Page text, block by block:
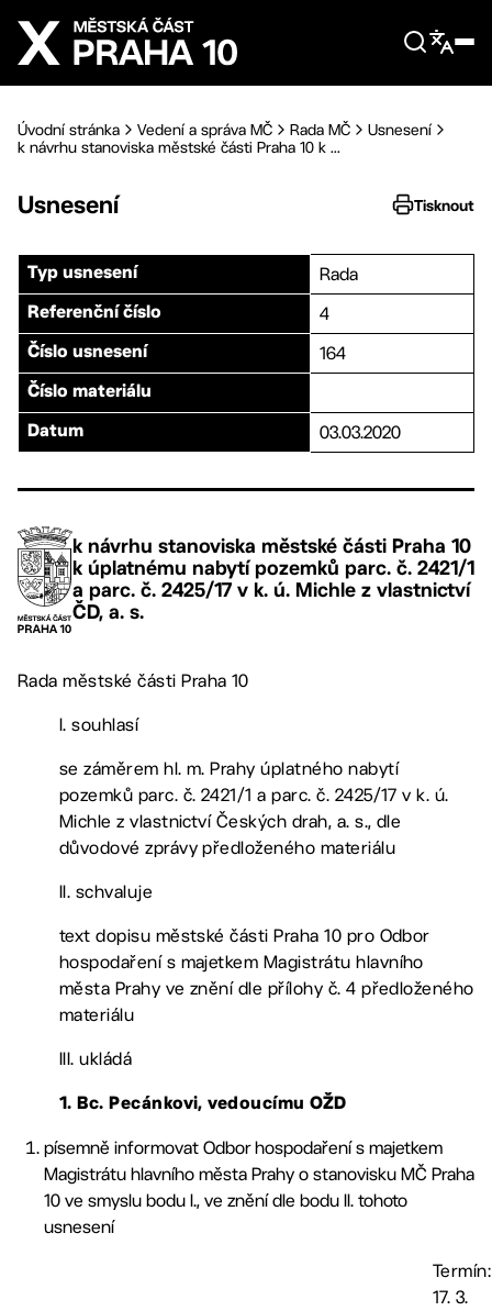
Přejít na hlavní obsah
Úvodní stránka Vedení a správa MČ Rada MČ
Usnesení
k návrhu stanoviska městské části Praha 10 k ...
Usnesení Tisknout
Typ usnesení Rada
Referenční číslo 4
Číslo usnesení 164
Číslo materiálu
Datum 03.03.2020
k návrhu stanoviska městské části Praha 10
k úplatnému nabytí pozemků parc. č. 2421/1
a parc. č. 2425/17 v k. ú. Michle z vlastnictví
ČD, a. s.
Rada městské části Praha 10
I. souhlasí
se záměrem hl. m. Prahy úplatného nabytí
pozemků parc. č. 2421/1 a parc. č. 2425/17 v k. ú.
Michle z vlastnictví Českých drah, a. s., dle
důvodové zprávy předloženého materiálu
II. schvaluje
text dopisu městské části Praha 10 pro Odbor
hospodaření s majetkem Magistrátu hlavního
města Prahy ve znění dle přílohy č. 4 předloženého
materiálu
III. ukládá
1. Bc. Pecánkovi, vedoucímu OŽD
písemně informovat Odbor hospodaření s majetkem
Magistrátu hlavního města Prahy o stanovisku MČ Praha
10 ve smyslu bodu I., ve znění dle bodu II. tohoto
usnesení
Termín:
17. 3.